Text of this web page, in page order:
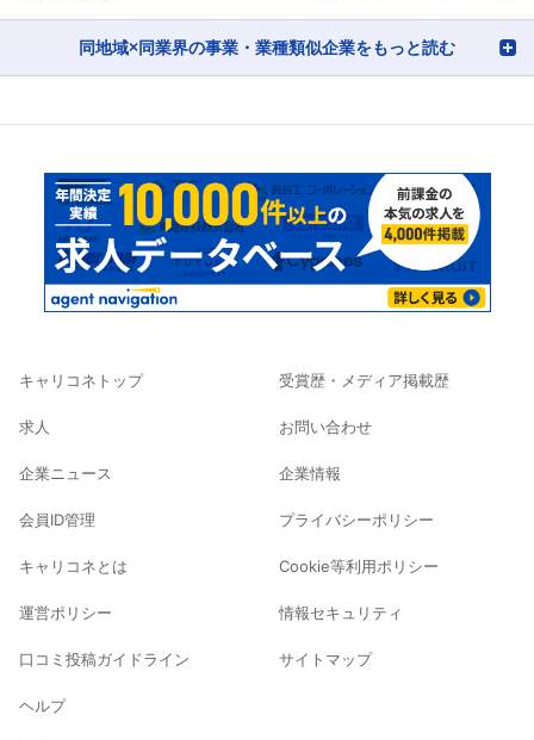
同地域×同業界の事業・業種類似企業をもっと読む
キャリコネトップ
求人
企業ニュース
会員ID管理
キャリコネとは
運営ポリシー
口コミ投稿ガイドライン
ヘルプ
受賞歴・メディア掲載歴
お問い合わせ
企業情報
プライバシーポリシー
Cookie等利用ポリシー
情報セキュリティ
サイトマップ